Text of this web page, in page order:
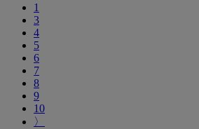
1
3
4
5
6
7
8
9
10
〉